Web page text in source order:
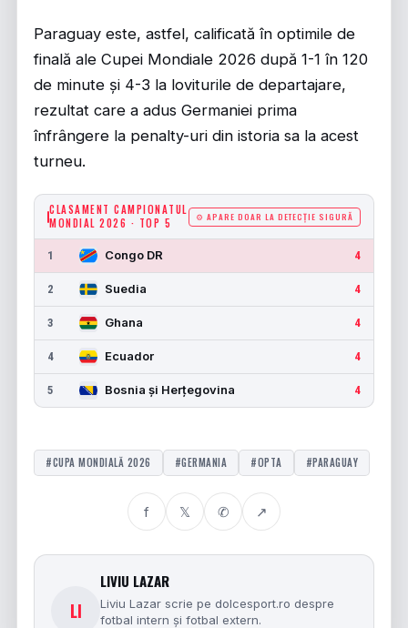
Paraguay este, astfel, calificată în optimile de
finală ale Cupei Mondiale 2026 după 1-1 în 120
de minute și 4-3 la loviturile de departajare,
rezultat care a adus Germaniei prima
înfrângere la penalty-uri din istoria sa la acest
turneu.
CLASAMENT CAMPIONATUL
MONDIAL 2026 · TOP 5
⚙ APARE DOAR LA DETECȚIE SIGURĂ
1 Congo DR 4
2 Suedia 4
3 Ghana 4
4 Ecuador 4
5 Bosnia și Herțegovina 4
#CUPA MONDIALĂ 2026 #GERMANIA #OPTA #PARAGUAY
f 𝕏 ✆ ↗
LI
LIVIU LAZAR
Liviu Lazar scrie pe dolcesport.ro despre
fotbal intern și fotbal extern.